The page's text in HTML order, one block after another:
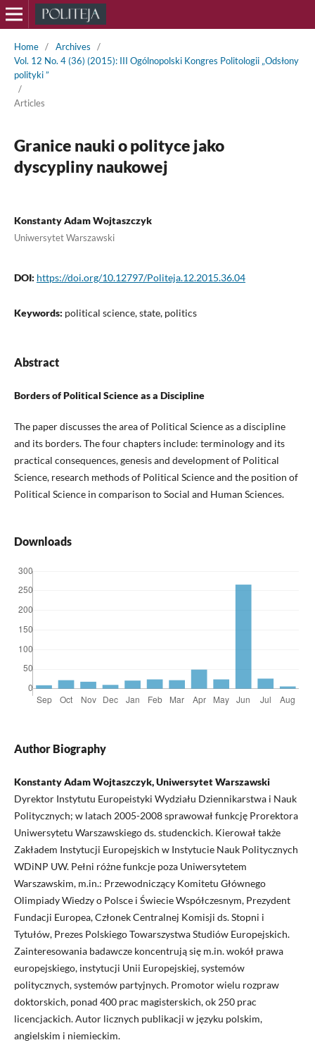
Home / Archives
/
Vol. 12 No. 4 (36) (2015): III Ogólnopolski Kongres Politologii „Odsłony
polityki ”
/
Articles
Granice nauki o polityce jako
dyscypliny naukowej
Konstanty Adam Wojtaszczyk
Uniwersytet Warszawski
DOI: https://doi.org/10.12797/Politeja.12.2015.36.04
Keywords: political science, state, politics
Abstract
Borders of Political Science as a Discipline
The paper discusses the area of Political Science as a discipline
and its borders. The four chapters include: terminology and its
practical consequences, genesis and development of Political
Science, research methods of Political Science and the position of
Political Science in comparison to Social and Human Sciences.
Downloads
Author Biography
Konstanty Adam Wojtaszczyk, Uniwersytet Warszawski
Dyrektor Instytutu Europeistyki Wydziału Dziennikarstwa i Nauk
Politycznych; w latach 2005-2008 sprawował funkcję Prorektora
Uniwersytetu Warszawskiego ds. studenckich. Kierował także
Zakładem Instytucji Europejskich w Instytucie Nauk Politycznych
WDiNP UW. Pełni różne funkcje poza Uniwersytetem
Warszawskim, m.in.: Przewodniczący Komitetu Głównego
Olimpiady Wiedzy o Polsce i Świecie Współczesnym, Prezydent
Fundacji Europea, Członek Centralnej Komisji ds. Stopni i
Tytułów, Prezes Polskiego Towarszystwa Studiów Europejskich.
Zainteresowania badawcze koncentrują się m.in. wokół prawa
europejskiego, instytucji Unii Europejskiej, systemów
politycznych, systemów partyjnych. Promotor wielu rozpraw
doktorskich, ponad 400 prac magisterskich, ok 250 prac
licencjackich. Autor licznych publikacji w języku polskim,
angielskim i niemieckim.